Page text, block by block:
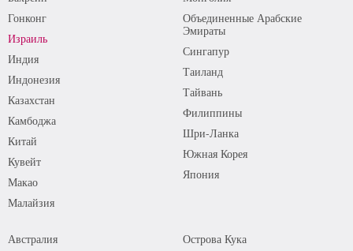
Гонконг
Израиль
Индия
Индонезия
Казахстан
Камбоджа
Китай
Кувейт
Макао
Малайзия
Объединенные Арабские
Эмираты
Сингапур
Таиланд
Тайвань
Филиппины
Шри-Ланка
Южная Корея
Япония
Австралия
Острова Кука